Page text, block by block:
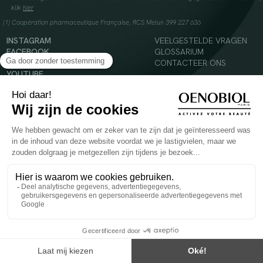
klik hier
(1) Coopération pharmaceutique Française, RCS Melun 399 227 636
INSTAGRAM
FACEBOOK
TIKTOK
YOUTUBE
VEELGESTELDE VRAGEN
GLOSSARIUM
CONTACTEER ONS
Voedingssupplement dat moet worden geconsumeerd als onderdeel van een gevarieerde,
evenwichtige voeding en een gezonde levensstijl. Aanbevolen dagelijkse dosis niet
overschrijden. Enkel voor volwassenen, buiten het bereik van kinderen houden.